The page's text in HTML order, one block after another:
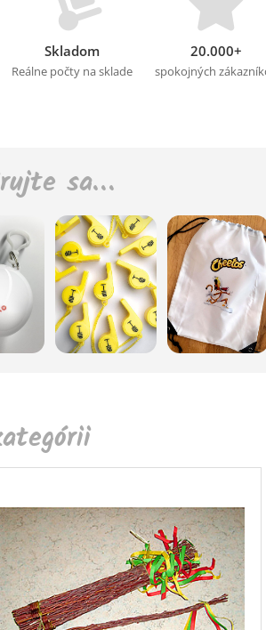
Skladom
Reálne počty na sklade
20.000+
spokojných
sa…